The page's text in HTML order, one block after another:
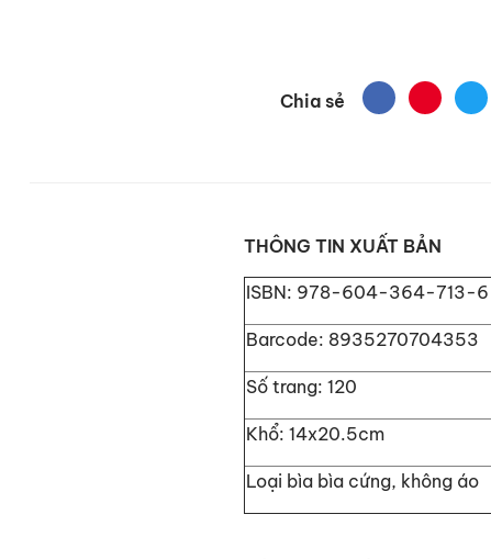
Chia sẻ
THÔNG TIN XUẤT BẢN
ISBN: 978-604-364-713-6
Barcode: 8935270704353
Số trang: 120
Khổ: 14x20.5cm
Loại bìa bìa cứng, không áo